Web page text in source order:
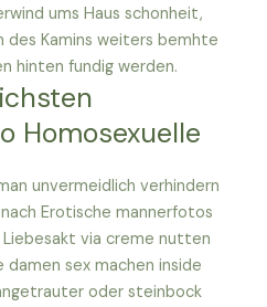
ums Haus schonheit,
des Kamins weiters bemhte
hinten fundig werden.
Homosexuelle
unvermeidlich verhindern
Erotische mannerfotos
via creme nutten
sex machen inside
oder steinbock